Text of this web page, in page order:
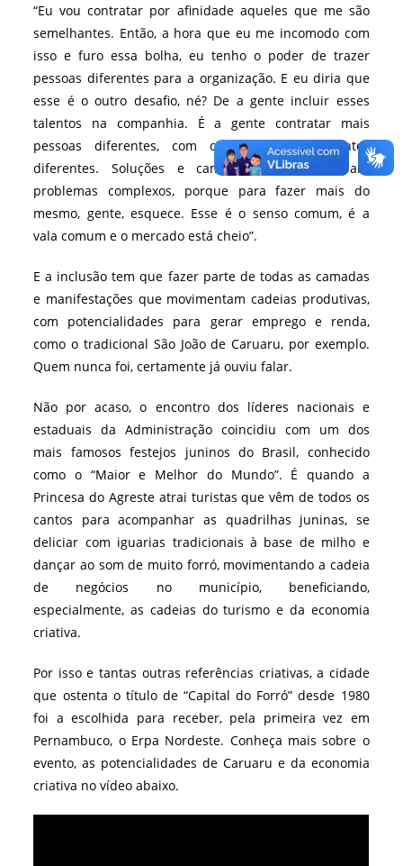
“Eu vou contratar por afinidade aqueles que me são
semelhantes. Então, a hora que eu me incomodo com
isso e furo essa bolha, eu tenho o poder de trazer
pessoas diferentes para a organização. E eu diria que
esse é o outro desafio, né? De a gente incluir esses
talentos na companhia. É a gente contratar mais
pessoas diferentes, com olhar diferente, mentes
diferentes. Soluções e caminhos diferentes para
problemas complexos, porque para fazer mais do
mesmo, gente, esquece. Esse é o senso comum, é a
vala comum e o mercado está cheio”.
E a inclusão tem que fazer parte de todas as camadas
e manifestações que movimentam cadeias produtivas,
com potencialidades para gerar emprego e renda,
como o tradicional São João de Caruaru, por exemplo.
Quem nunca foi, certamente já ouviu falar.
Não por acaso, o encontro dos líderes nacionais e
estaduais da Administração coincidiu com um dos
mais famosos festejos juninos do Brasil, conhecido
como o “Maior e Melhor do Mundo”. É quando a
Princesa do Agreste atrai turistas que vêm de todos os
cantos para acompanhar as quadrilhas juninas, se
deliciar com iguarias tradicionais à base de milho e
dançar ao som de muito forró, movimentando a cadeia
de negócios no município, beneficiando,
especialmente, as cadeias do turismo e da economia
criativa.
Por isso e tantas outras referências criativas, a cidade
que ostenta o título de “Capital do Forró” desde 1980
foi a escolhida para receber, pela primeira vez em
Pernambuco, o Erpa Nordeste. Conheça mais sobre o
evento, as potencialidades de Caruaru e da economia
criativa no vídeo abaixo.